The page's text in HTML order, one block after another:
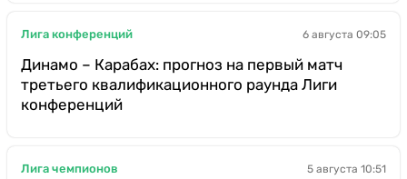
Лига конференций 6 августа 09:05
Динамо – Карабах: прогноз на первый матч
третьего квалификационного раунда Лиги
конференций
Лига чемпионов 5 августа 10:51